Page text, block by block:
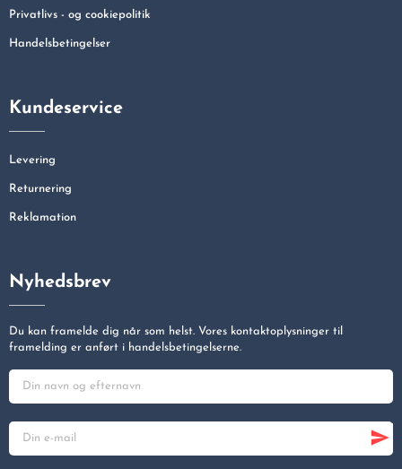
Privatlivs - og cookiepolitik
Handelsbetingelser
Kundeservice
Levering
Returnering
Reklamation
Nyhedsbrev
Du kan framelde dig når som helst. Vores kontaktoplysninger til
framelding er anført i handelsbetingelserne.